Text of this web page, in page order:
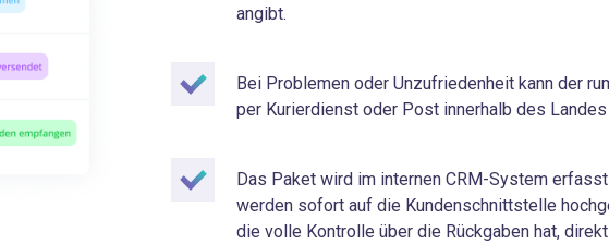
angibt.
Bei Problemen oder Unzufriedenheit kann der
per Kurierdienst oder Post innerhalb des
Das Paket wird im internen CRM-System
werden sofort auf die Kundenschnittstelle
die volle Kontrolle über die Rückgaben hat,